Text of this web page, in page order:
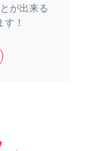
が出来る
！